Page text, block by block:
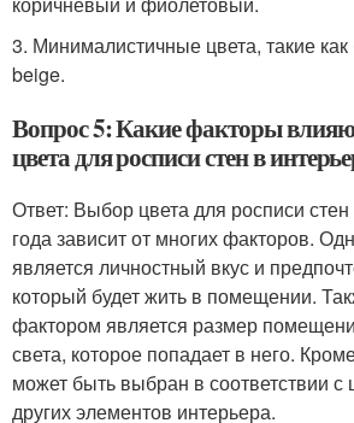
3. Минималистичные цвета, такие
beige.
Вопрос 5: Какие факторы
цвета для росписи стен в
Ответ: Выбор цвета для росписи
года зависит от многих факторов.
является личностный вкус и
который будет жить в помещении.
фактором является размер
света, которое попадает в него.
может быть выбран в соответствии с
других элементов интерьера.